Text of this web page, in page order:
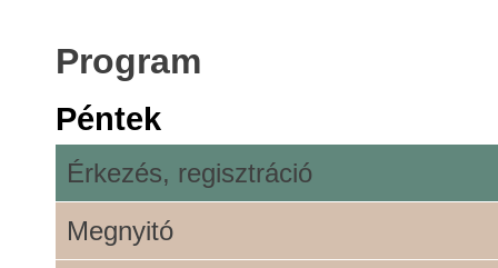
Program
Péntek
Érkezés, regisztráció
Megnyitó